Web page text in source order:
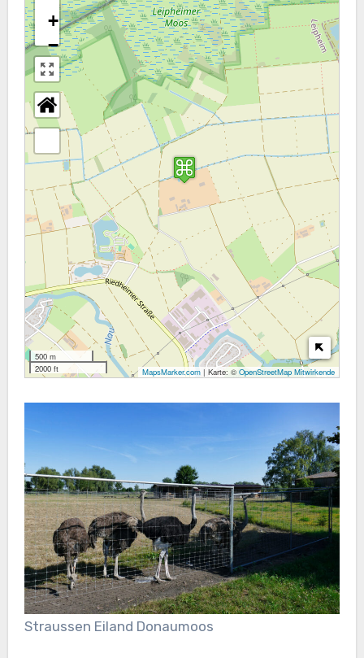
+
−
500 m
2000 ft
MapsMarker.com | Karte: ©OpenStreetMap Mitwirkende
Straussen Eiland Donaumoos